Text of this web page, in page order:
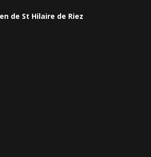
de St Hilaire de Riez